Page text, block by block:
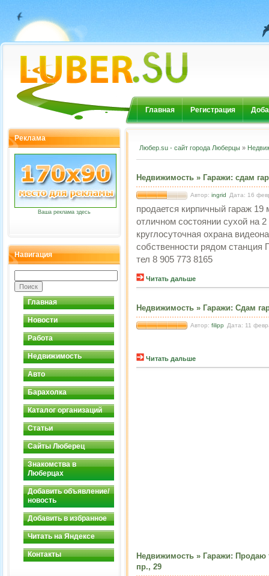
Главная Регистрация
Реклама
Ваша реклама здесь
Навигация
Главная
Новости
Работа
Недвижимость
Авто
Барахолка
Каталог организаций
Статьи
Сайты Люберец
Знакомства в
Люберцах
Добавить объявление/
новость
Добавить в избранное
Читать на Яндексе
Контакты
Любер.su - сайт города Люберцы »
Недвижимость » Гаражи: сдам
Автор: ingrid Дата: 16
продается кирпичный гараж
отличном состоянии сухой на
круглосуточная охрана
собственности рядом
тел 8 905 773 8165
Читать дальше
Недвижимость » Гаражи: Сдам
Автор: filipp Дата: 11
Читать дальше
Недвижимость » Гаражи: Продаю
пр., 29